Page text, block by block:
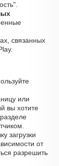
связанных
или
вы хотите
загрузки
от
разрешить